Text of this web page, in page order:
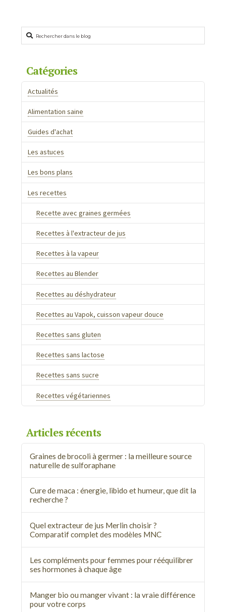
Rechercher
Catégories
Actualités
Alimentation saine
Guides d'achat
Les astuces
Les bons plans
Les recettes
Recette avec graines germées
Recettes à l'extracteur de jus
Recettes à la vapeur
Recettes au Blender
Recettes au déshydrateur
Recettes au Vapok, cuisson vapeur douce
Recettes sans gluten
Recettes sans lactose
Recettes sans sucre
Recettes végétariennes
Articles récents
Graines de brocoli à germer : la meilleure source
naturelle de sulforaphane
Cure de maca : énergie, libido et humeur, que dit la
recherche ?
Quel extracteur de jus Merlin choisir ?
Comparatif complet des modèles MNC
Les compléments pour femmes pour rééquilibrer
ses hormones à chaque âge
Manger bio ou manger vivant : la vraie différence
pour votre corps